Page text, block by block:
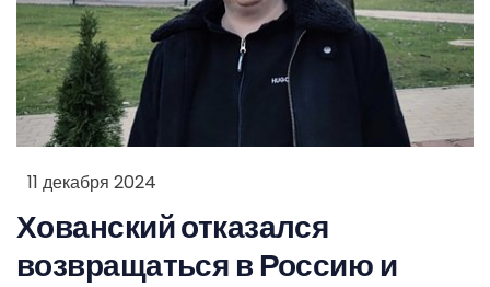
11 декабря 2024
Хованский отказался
возвращаться в Россию и